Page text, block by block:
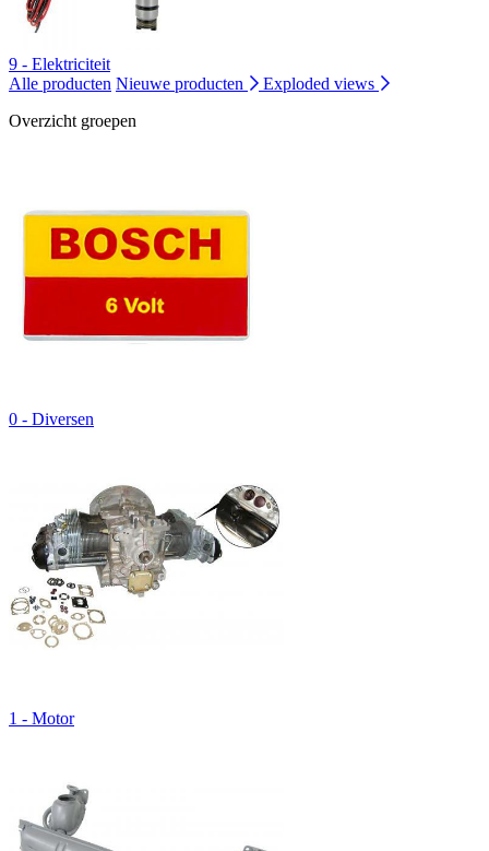
9 - Elektriciteit
Alle producten Nieuwe producten
Exploded views
Overzicht groepen
0 - Diversen
1 - Motor